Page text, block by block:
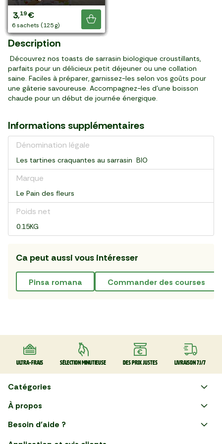
4,69€
paquet (300 g)
4,84€
paquet (220 g)
2,79€
paquet (150 g)
4,19€
paquet (150 g)
3,99€
paquet (160 g)
3,89€
paquet (150 g)
4,99€
paquet (200 g)
1,99€
14 tranches (550 g)
1,79€
sachet (400 g)
1,69€
sachet (400 g)
3,56€
sachet (400 g)
3,99€
pièce (450 g)
4,29€
6 pièces (240 g)
3,19€
6 sachets (125 g)
Je découvre
Description
Découvrez nos toasts de sarrasin biologique croustillants,
parfaits pour un délicieux petit déjeuner ou une collation
saine. Faciles à préparer, garnissez-les selon vos goûts pour
une gâterie savoureuse. Accompagnez-les d'une boisson
chaude pour un début de journée énergique.
Informations supplémentaires
Dénomination légale
Les tartines craquantes au sarrasin BIO
Marque
Le Pain des fleurs
Poids net
0.15KG
Ca peut aussi vous intéresser
pinsa romana commander des courses
Ultra-frais Sélection minutieuse Des prix justes Livraison 7J/7
Catégories
Faire ses courses en ligne
À propos
Besoin d'aide ?